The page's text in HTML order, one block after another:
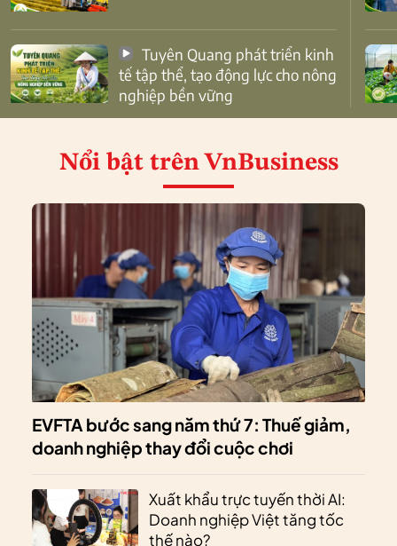
tế tập thể, tạo động lực cho nông
nghiệp bền vững
Nổi bật trên VnBusiness
EVFTA bước sang năm thứ 7: Thuế giảm,
doanh nghiệp thay đổi cuộc chơi
Xuất khẩu trực tuyến thời AI:
Doanh nghiệp Việt tăng tốc
thế nào?